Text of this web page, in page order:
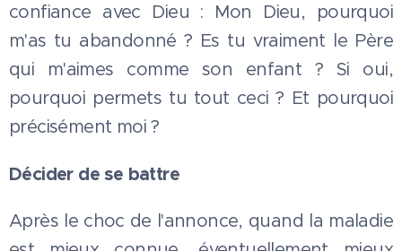
confiance avec Dieu : Mon Dieu, pourquoi
m'as tu abandonné ? Es tu vraiment le Père
qui m'aimes comme son enfant ? Si oui,
pourquoi permets tu tout ceci ? Et pourquoi
précisément moi ?
Décider de se battre
Après le choc de l'annonce, quand la maladie